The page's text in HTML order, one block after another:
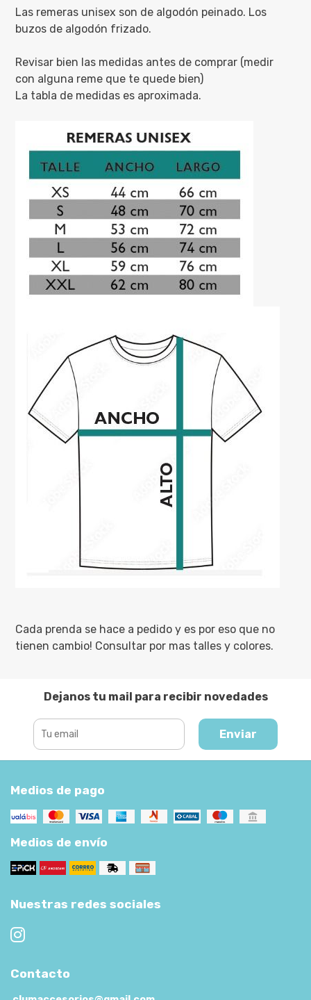
Las remeras unisex son de algodón peinado. Los
buzos de algodón frizado.
Revisar bien las medidas antes de comprar (medir
con alguna reme que te quede bien)
La tabla de medidas es aproximada.
Cada prenda se hace a pedido y es por eso que no
tienen cambio! Consultar por mas talles y colores.
Dejanos tu mail para recibir novedades
Enviar
Medios de pago
Medios de envío
Nuestras redes sociales
Contacto